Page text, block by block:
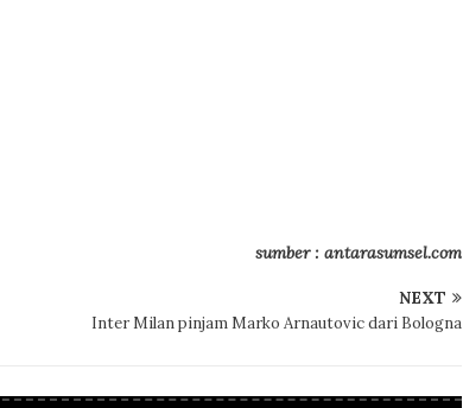
sumber : antarasumsel.com
NEXT
Inter Milan pinjam Marko Arnautovic dari Bologna